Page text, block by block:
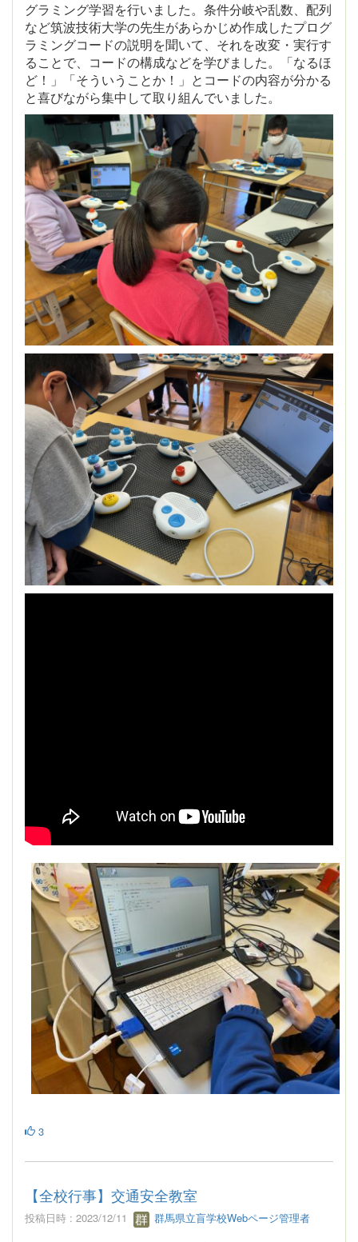
グラミング学習を行いました。条件分岐や乱数、配列
など筑波技術大学の先生があらかじめ作成したプログ
ラミングコードの説明を聞いて、それを改変・実行す
ることで、コードの構成などを学びました。「なるほ
ど！」「そういうことか！」とコードの内容が分かる
と喜びながら集中して取り組んでいました。
3
【全校行事】交通安全教室
投稿日時 : 2023/12/11 群馬県立盲学校Webページ管理者